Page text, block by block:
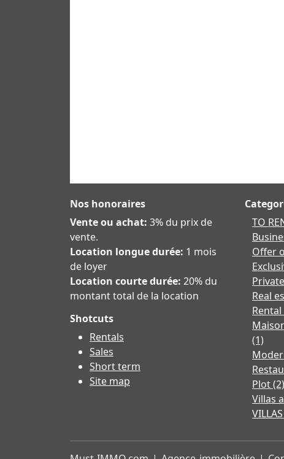
Nos honoraires
Vente ou achat: 3% du prix de
vente.
Location longue durée: 1 mois
de loyer
Location courte durée: 20% du
montant total de la location
Shotcuts
Rentals
Sales
Short term
Site map
TO
Offer
Real
(1)
Plot(2)
Villas